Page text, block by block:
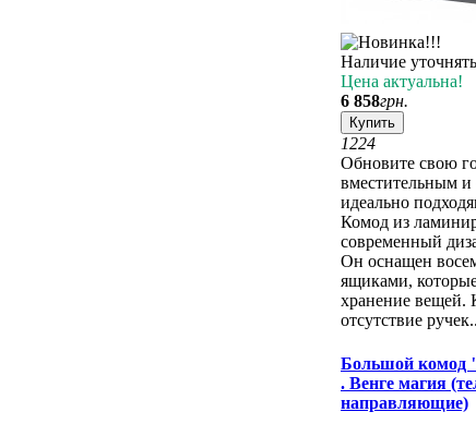
Наличие уточнять
Цена актуальна!
6 858грн.
Купить
1224
Обновите свою
вместительным
идеально
Комод из
современный
Он оснащен
ящиками,
хранение вещей.
отсутствие
Большой комод
. Венге магия
направляющие)